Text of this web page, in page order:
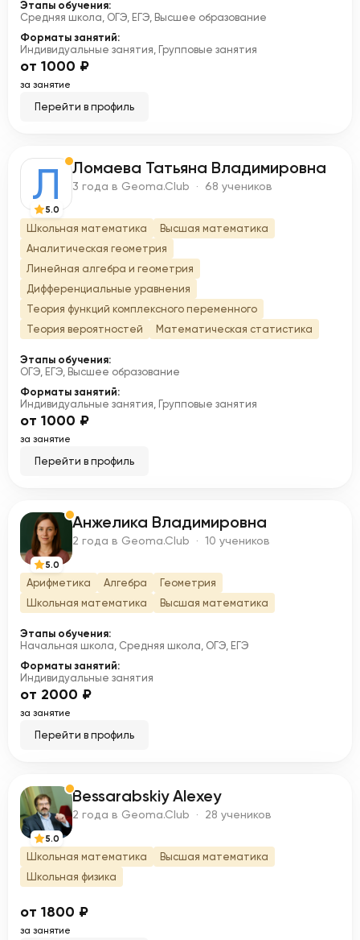
Этапы обучения:
Средняя школа, ОГЭ, ЕГЭ, Высшее образование
Форматы занятий:
Индивидуальные занятия, Групповые занятия
от 1000 ₽
за занятие
Перейти в профиль
Л
5.0
Ломаева Татьяна Владимировна
3 года в Geoma.Club · 68 учеников
Школьная математика
Высшая математика
Аналитическая геометрия
Линейная алгебра и геометрия
Дифференциальные уравнения
Теория функций комплексного переменного
Теория вероятностей
Математическая статистика
Этапы обучения:
ОГЭ, ЕГЭ, Высшее образование
Форматы занятий:
Индивидуальные занятия, Групповые занятия
от 1000 ₽
за занятие
Перейти в профиль
А
5.0
Анжелика Владимировна
2 года в Geoma.Club · 10 учеников
Арифметика Алгебра
Геометрия
Школьная математика
Высшая математика
Этапы обучения:
Начальная школа, Средняя школа, ОГЭ, ЕГЭ
Форматы занятий:
Индивидуальные занятия
от 2000 ₽
за занятие
Перейти в профиль
B
5.0
Bessarabskiy Alexey
2 года в Geoma.Club · 28 учеников
Школьная математика
Высшая математика
Школьная физика
от 1800 ₽
за занятие